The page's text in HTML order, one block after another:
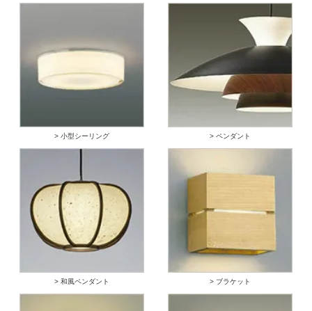
> 小型シーリング > ペンダント
> 和風ペンダント > ブラケット